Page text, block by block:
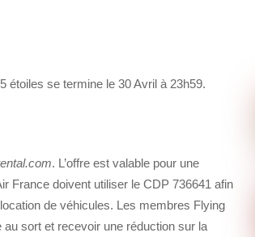
étoiles se termine le 30 Avril à 23h59.
. L’offre est valable pour une
France doivent utiliser le CDP 736641 afin
de véhicules. Les membres Flying
au sort et recevoir une réduction sur la